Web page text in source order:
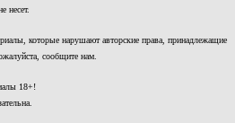
несет.
которые нарушают авторские права, принадлежащие
сообщите нам.
18+!